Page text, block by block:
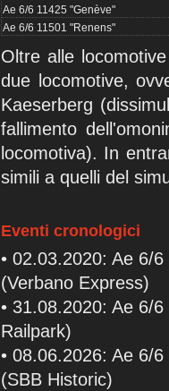
Ae 6/6 11425 "Genève"
Ae 6/6 11501 "Renens"
Oltre alle
due locomotive,
Kaeserberg
fallimento
locomotiva). In
simili a quelli del
Eventi cronologici
• 02.03.2020: Ae 6/
(Verbano Express)
• 31.08.2020: Ae 6/
Railpark)
• 08.06.2026: Ae 6/
(SBB Historic)